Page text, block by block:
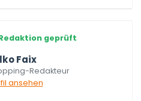
geprüft
Faix
Redakteur
ansehen